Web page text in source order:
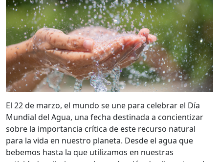
El 22 de marzo, el mundo se une para celebrar el Día
Mundial del Agua, una fecha destinada a concientizar
sobre la importancia crítica de este recurso natural
para la vida en nuestro planeta. Desde el agua que
bebemos hasta la que utilizamos en nuestras